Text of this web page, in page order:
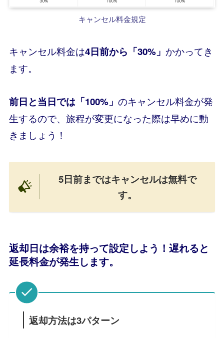
キャンセル料金規定
キャンセル料金は4日前から「30%」 かかってき
ます。
前日と当日では「100%」 のキャンセル料金が発
生するので、旅程が変更になった際は早めに動
きましょう！
5日前まではキャンセルは無料で
す。
返却日は余裕を持って設定しよう！遅れると
延長料金が発生します。
返却方法は3パターン